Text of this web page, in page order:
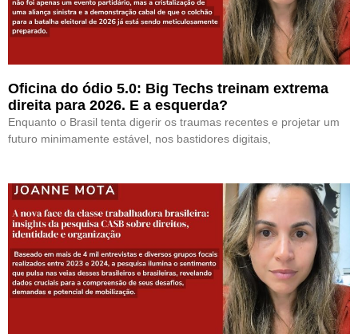
Oficina do ódio 5.0: Big Techs treinam extrema
direita para 2026. E a esquerda?
Enquanto o Brasil tenta digerir os traumas recentes e projetar um
futuro minimamente estável, nos bastidores digitais,